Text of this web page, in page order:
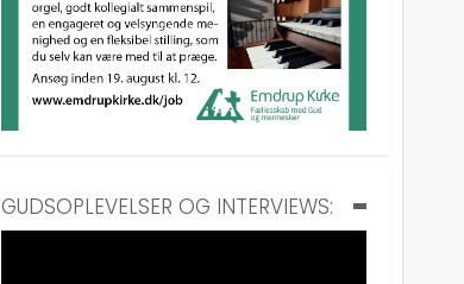
GUDSOPLEVELSER OG INTERVIEWS: